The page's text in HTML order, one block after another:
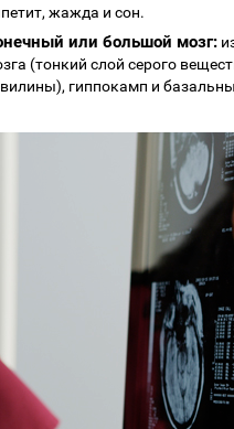
жажда и сон.
или большой мозг:
(тонкий слой серого
гиппокамп и